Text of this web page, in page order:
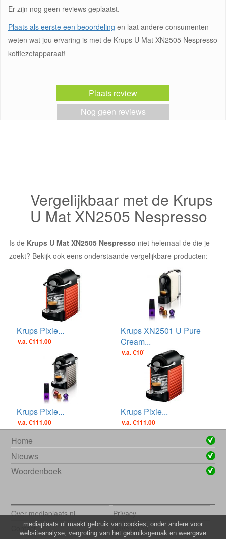
Er zijn nog geen reviews geplaatst.
Plaats als eerste een beoordeling en laat andere consumenten
weten wat jou ervaring is met de Krups U Mat XN2505 Nespresso
koffiezetapparaat!
Plaats review
Nog geen reviews
Vergelijkbaar met de Krups
U Mat XN2505 Nespresso
Is de Krups U Mat XN2505 Nespresso niet helemaal de die je
zoekt? Bekijk ook eens onderstaande vergelijkbare producten:
Krups Pixie...
v.a. €111.00
Krups XN2501 U Pure
Cream...
v.a. €107.00
Krups Pixie...
v.a. €111.00
Krups Pixie...
v.a. €111.00
Home
Nieuws
Woordenboek
Over mediaplaats.nl
Privacy
Contact
Adverteren
mediaplaats.nl maakt gebruik van cookies, onder andere voor
websiteanalyse, vergroting van het gebruiksgemak en weergave